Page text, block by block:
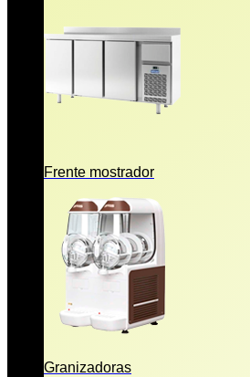
Frente mostrador
Granizadoras